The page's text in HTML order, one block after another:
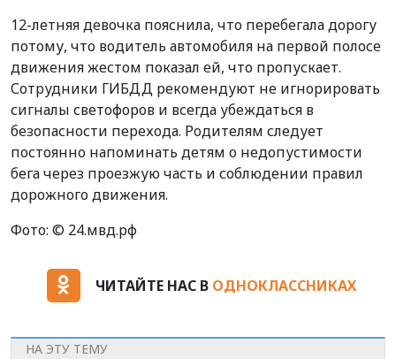
12-летняя девочка пояснила, что перебегала дорогу
потому, что водитель автомобиля на первой полосе
движения жестом показал ей, что пропускает.
Сотрудники ГИБДД рекомендуют не игнорировать
сигналы светофоров и всегда убеждаться в
безопасности перехода. Родителям следует
постоянно напоминать детям о недопустимости
бега через проезжую часть и соблюдении правил
дорожного движения.
Фото: © 24.мвд.рф
ЧИТАЙТЕ НАС В ОДНОКЛАССНИКАХ
НА ЭТУ ТЕМУ